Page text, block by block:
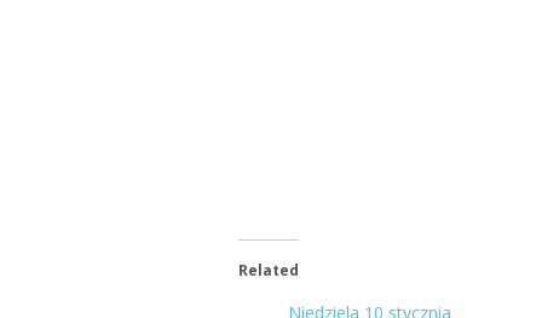
Related
Niedziela 10 stycznia